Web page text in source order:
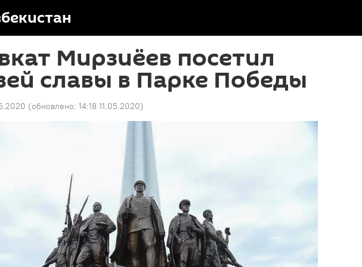
Мирзиёев посетил
славы в Парке Победы
(обновлено: 14:18 11.05.2020)